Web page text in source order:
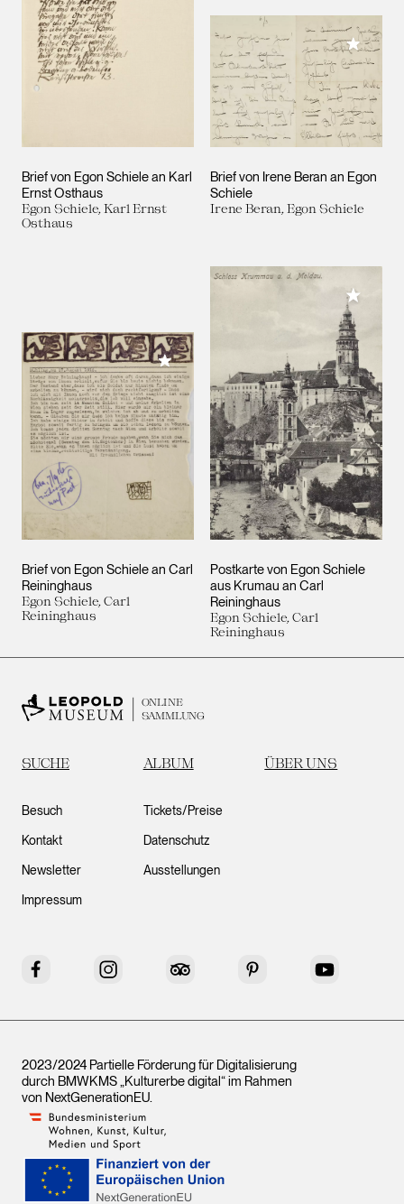
Brief von Egon Schiele an Karl
Ernst Osthaus
Egon Schiele, Karl Ernst
Osthaus
Brief von Irene Beran an Egon
Schiele
Irene Beran, Egon Schiele
Meiner
Brief von Egon Schiele an Carl
Reininghaus
Egon Schiele, Carl
Reininghaus
Meiner Sammlung hinzufügen
Postkarte von Egon Schiele
aus Krumau an Carl
Reininghaus
Egon Schiele, Carl
Reininghaus
Meiner
ONLINE
SAMMLUNG
SUCHE ALBUM ÜBER UNS
Besuch
Kontakt
Newsletter
Impressum
Tickets/Preise
Datenschutz
Ausstellungen
Facebook Instagram Tripadvisor Pinterest YouTube
2023/2024 Partielle Förderung für Digitalisierung
durch BMWKMS „Kulturerbe digital“ im Rahmen
von NextGenerationEU.